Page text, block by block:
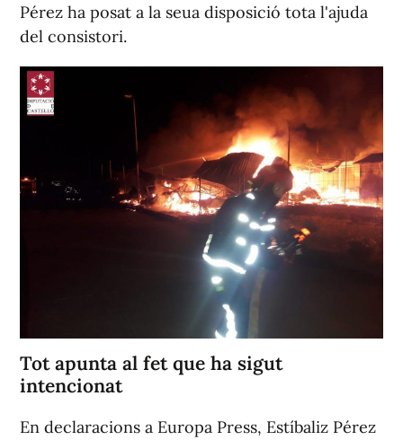
Pérez ha posat a la seua disposició tota l'ajuda
del consistori.
Tot apunta al fet que ha sigut
intencionat
En declaracions a Europa Press, Estíbaliz Pérez